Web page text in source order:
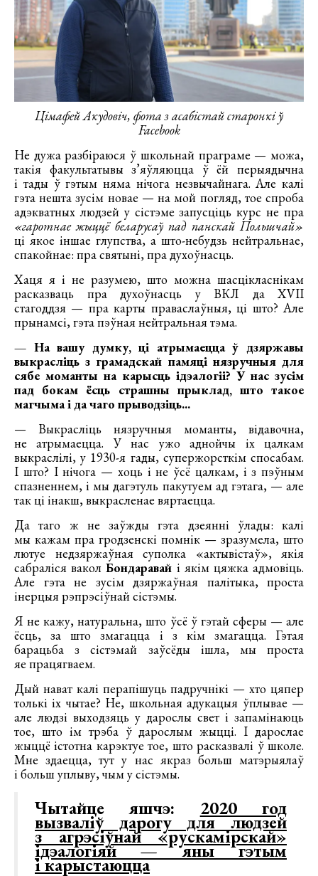
Цімафей Акудовіч, фота з асабістай старонкі ў
Facebook
Не дужа разбіраюся ў школьнай праграме — можа,
такія факультатывы з’яўляюцца ў ёй перыядычна
і тады ў гэтым няма нічога незвычайнага. Але калі
гэта нешта зусім новае — на мой погляд, тое спроба
адэкватных людзей у сістэме запусціць курс не пра
«гаротнае жыццё беларусаў пад панскай Польшчай»
ці якое іншае глупства, а што-небудзь нейтральнае,
спакойнае: пра святыні, пра духоўнасць.
Хаця я і не разумею, што можна шасцікласнікам
расказваць пра духоўнасць у ВКЛ да XVII
стагоддзя — пра карты праваслаўныя, ці што? Але
прынамсі, гэта пэўная нейтральная тэма.
— На вашу думку, ці атрымаецца ў дзяржавы
выкрасліць з грамадскай памяці нязручныя для
сябе моманты на карысць ідэалогіі? У нас зусім
пад бокам ёсць страшны прыклад, што такое
магчыма і да чаго прыводзіць...
— Выкрасліць нязручныя моманты, відавочна,
не атрымаецца. У нас ужо аднойчы іх цалкам
выкраслілі, у 1930-я гады, супержорсткім спосабам.
І што? І нічога — хоць і не ўсё цалкам, і з пэўным
спазненнем, і мы дагэтуль пакутуем ад гэтага, — але
так ці інакш, выкрасленае вяртаецца.
Да таго ж не заўжды гэта дзеянні ўлады: калі
мы кажам пра гродзенскі помнік — зразумела, што
лютуе недзяржаўная суполка «актывістаў», якія
сабраліся ваколБондаравай і якім цяжка адмовіць.
Але гэта не зусім дзяржаўная палітыка, проста
інерцыя рэпрэсіўнай сістэмы.
Я не кажу, натуральна, што ўсё ў гэтай сферы — але
ёсць, за што змагацца і з кім змагацца. Гэтая
барацьба з сістэмай заўсёды ішла, мы проста
яе працягваем.
Дый нават калі перапішуць падручнікі — хто цяпер
толькі іх чытае? Не, школьная адукацыя ўплывае —
але людзі выходзяць у дарослы свет і запамінаюць
тое, што ім трэба ў дарослым жыцці. І дарослае
жыццё істотна карэктуе тое, што расказвалі ў школе.
Мне здаецца, тут у нас якраз больш матэрыялаў
і больш уплыву, чым у сістэмы.
Чытайце яшчэ: 2020 год
вызваліў дарогу для людзей
з агрэсіўнай «рускамірскай»
ідэалогіяй — яны гэтым
і карыстаюцца